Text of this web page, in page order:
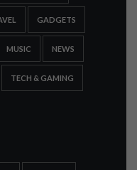
GADGETS
MUSIC NEWS
TECH & GAMING